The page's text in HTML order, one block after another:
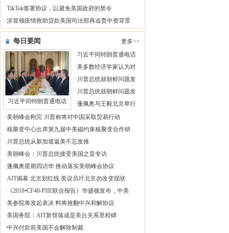
·TikTok签署协议，以避免美国政府的禁令
·涉冒领疫情救助贷款美国司法部再追责中资背景
每日要闻 更多>>
习近平同特朗普通电话
·习近平同特朗普通电话
·美多数经济学家认为对
· 川普总统就朝鲜问题发
· 川普总统就朝鲜问题发
·蓬佩奥与王毅北京举行
·美朝峰会刚完 川普称将对中国采取贸易行动
·核聚变中心出席第九届中美磁约束核聚变合作研
· 川普总统从新加坡返美不忘发推
·美朝峰会：川普总统接受美国之音专访
·蓬佩奥星期四访华 推动落实美朝峰会协议
·AIT揭幕 北京划红线 美议员吁北京勿改变现状
· 《2018•CF40-PIIE联合报告》华盛顿发布，中美
·美参院将发起表决 料将推翻中兴和解协议
·美国务院：AIT新馆落成是美台关系里程碑
·中兴付款前美国不会解除制裁